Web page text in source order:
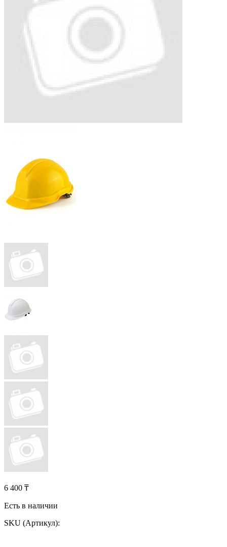
6 400 ₸
Есть в наличии
SKU (Артикул):